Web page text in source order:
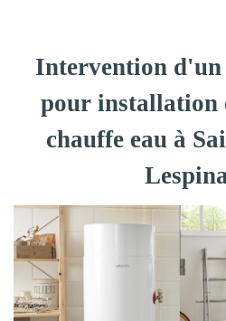
Intervention d'un
pour installation
chauffe eau à